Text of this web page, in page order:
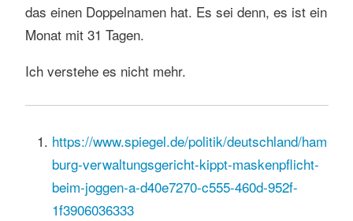
das einen Doppelnamen hat. Es sei denn, es ist ein
Monat mit 31 Tagen.
Ich verstehe es nicht mehr.
https://www.spiegel.de/politik/deutschland/ham
burg-verwaltungsgericht-kippt-maskenpflicht-
beim-joggen-a-d40e7270-c555-460d-952f-
1f3906036333